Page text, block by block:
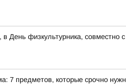
День физкультурника,
7 предметов, которые срочно